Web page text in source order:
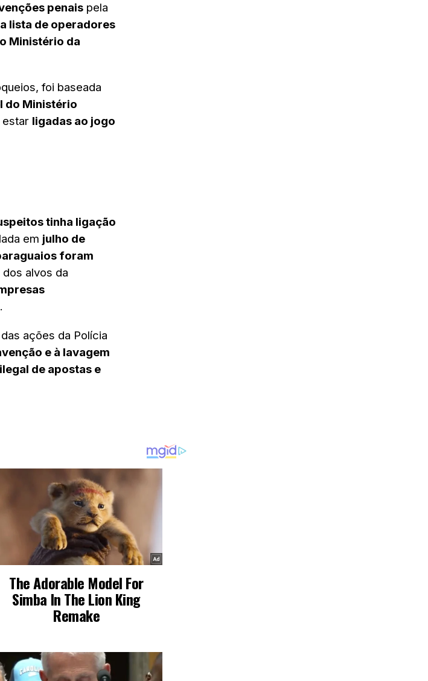
penais pela
lista de operadores
Ministério da
foi baseada
do Ministério
estar ligadas ao jogo
tinha ligação
em julho de
foram
dos alvos da
ações da Polícia
e à lavagem
de apostas e